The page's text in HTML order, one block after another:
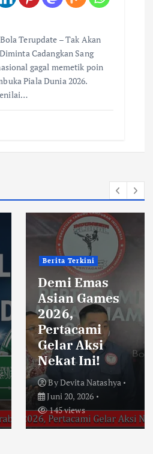
Terupdate – Tak Akan
Cadangkan Sang
gagal memetik poin
Piala Dunia 2026.
Berita Terkini
Demi Emas
Asian Games
2026,
Pertacami
Gelar Aksi
Nekat Ini!
ByDevita Natashya
Juni 20, 2026
145 views